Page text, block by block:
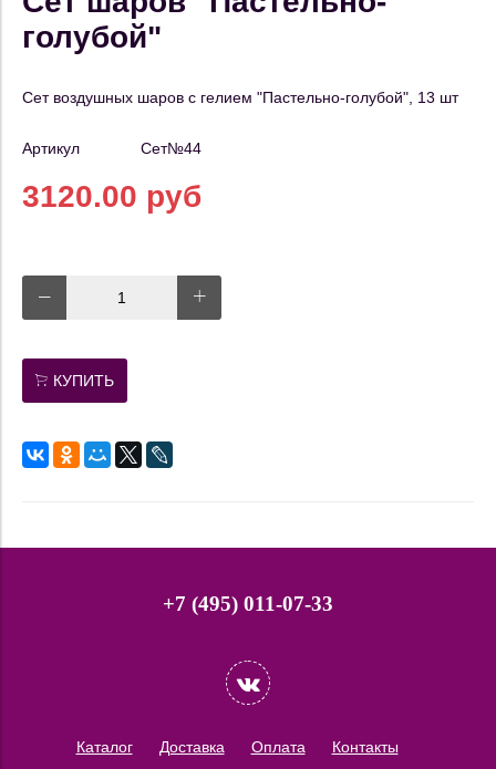
голубой"
Сет воздушных шаров с гелием "Пастельно-голубой", 13 шт
Артикул Сет№44
3120.00 руб
КУПИТЬ
+7 (495) 011-07-33
Каталог Доставка Оплата
Контакты